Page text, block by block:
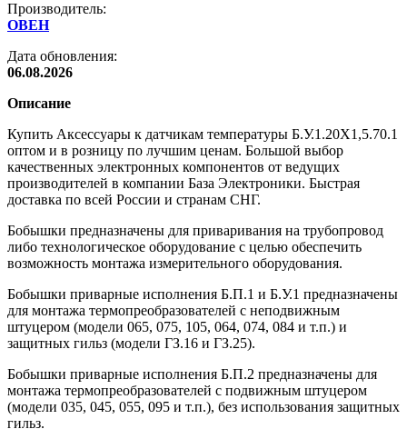
Производитель:
ОВЕН
Дата обновления:
06.08.2026
Описание
Купить Аксессуары к датчикам температуры Б.У.1.20Х1,5.70.1
оптом и в розницу по лучшим ценам. Большой выбор
качественных электронных компонентов от ведущих
производителей в компании База Электроники. Быстрая
доставка по всей России и странам СНГ.
Бобышки предназначены для приваривания на трубопровод
либо технологическое оборудование с целью обеспечить
возможность монтажа измерительного оборудования.
Бобышки приварные исполнения Б.П.1 и Б.У.1 предназначены
для монтажа термопреобразователей с неподвижным
штуцером (модели 065, 075, 105, 064, 074, 084 и т.п.) и
защитных гильз (модели ГЗ.16 и ГЗ.25).
Бобышки приварные исполнения Б.П.2 предназначены для
монтажа термопреобразователей с подвижным штуцером
(модели 035, 045, 055, 095 и т.п.), без использования защитных
гильз.